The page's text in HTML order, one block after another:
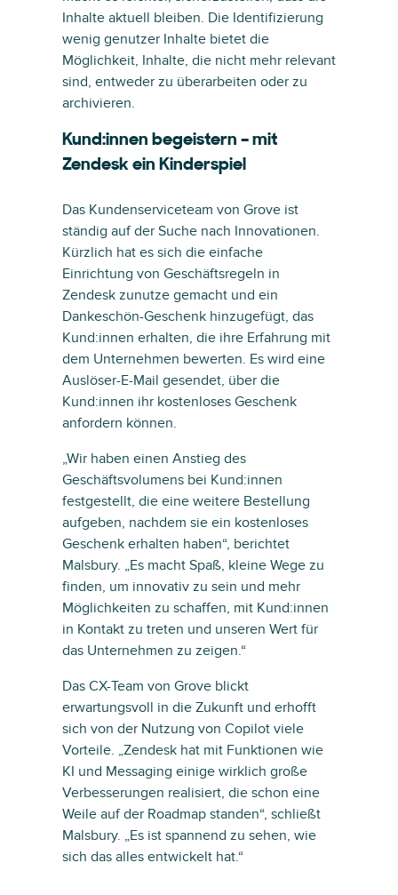
Inhalte aktuell bleiben. Die Identifizierung
wenig genutzer Inhalte bietet die
Möglichkeit, Inhalte, die nicht mehr relevant
sind, entweder zu überarbeiten oder zu
archivieren.
Kund:innen begeistern – mit
Zendesk ein Kinderspiel
Das Kundenserviceteam von Grove ist
ständig auf der Suche nach Innovationen.
Kürzlich hat es sich die einfache
Einrichtung von Geschäftsregeln in
Zendesk zunutze gemacht und ein
Dankeschön-Geschenk hinzugefügt, das
Kund:innen erhalten, die ihre Erfahrung mit
dem Unternehmen bewerten. Es wird eine
Auslöser-E-Mail gesendet, über die
Kund:innen ihr kostenloses Geschenk
anfordern können.
„Wir haben einen Anstieg des
Geschäftsvolumens bei Kund:innen
festgestellt, die eine weitere Bestellung
aufgeben, nachdem sie ein kostenloses
Geschenk erhalten haben“, berichtet
Malsbury. „Es macht Spaß, kleine Wege zu
finden, um innovativ zu sein und mehr
Möglichkeiten zu schaffen, mit Kund:innen
in Kontakt zu treten und unseren Wert für
das Unternehmen zu zeigen.“
Das CX-Team von Grove blickt
erwartungsvoll in die Zukunft und erhofft
sich von der Nutzung von Copilot viele
Vorteile. „Zendesk hat mit Funktionen wie
KI und Messaging einige wirklich große
Verbesserungen realisiert, die schon eine
Weile auf der Roadmap standen“, schließt
Malsbury. „Es ist spannend zu sehen, wie
sich das alles entwickelt hat.“